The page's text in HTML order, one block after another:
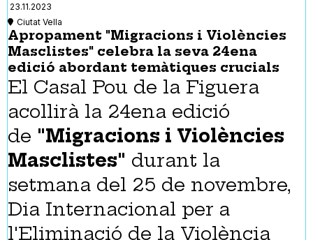
23.11.2023
Ciutat Vella
Apropament "Migracions i Violències
Masclistes" celebra la seva 24ena
edició abordant temàtiques crucials
El Casal Pou de la Figuera
acollirà la 24ena edició
de "Migracions i Violències
Masclistes" durant la
setmana del 25 de novembre,
Dia Internacional per a
l'Eliminació de la Violència